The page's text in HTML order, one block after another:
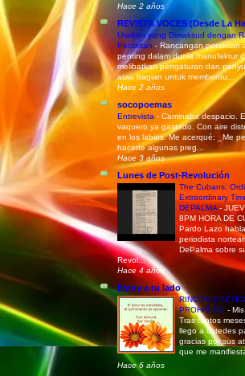
Hace 2 años
REVISTA VOCES (Desde La
Uraikan yang Dimaksud dengan
Perakitan - Rancangan perakitan
penting dalam dunia manufaktur
melibatkan pengaturan dan
atau bagian untuk membentu...
Hace 2 años
socopoemas
Entrevista - Caminaba despacio.
vaquero ya gastado. Con aire
en los labios. Me acerqué: _Me
hacerte algunas preg...
Hace 3 años
Lunes de Post-Revolución
The Cubans:
Extraordinary
DEPALMA-
8PM HORA DE
Pardo Lazo
periodista
DePalma sobre
Revol...
Hace 4 años
Estoy a tu lado
RINCÓN
PROHIBIDO -
Tras tantos
llego a ustedes
gracias por sus
que me
Hace 6 años